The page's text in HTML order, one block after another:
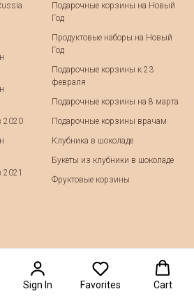
Sign In Favorites Cart
2020
2021
Подарочные корзины на Новый
Год
Продуктовые наборы на Новый
Год
Подарочные корзины к 23
февраля
Подарочные корзины на 8 марта
Подарочные корзины врачам
Клубника в шоколаде
Букеты из клубники в шоколаде
Фруктовые корзины